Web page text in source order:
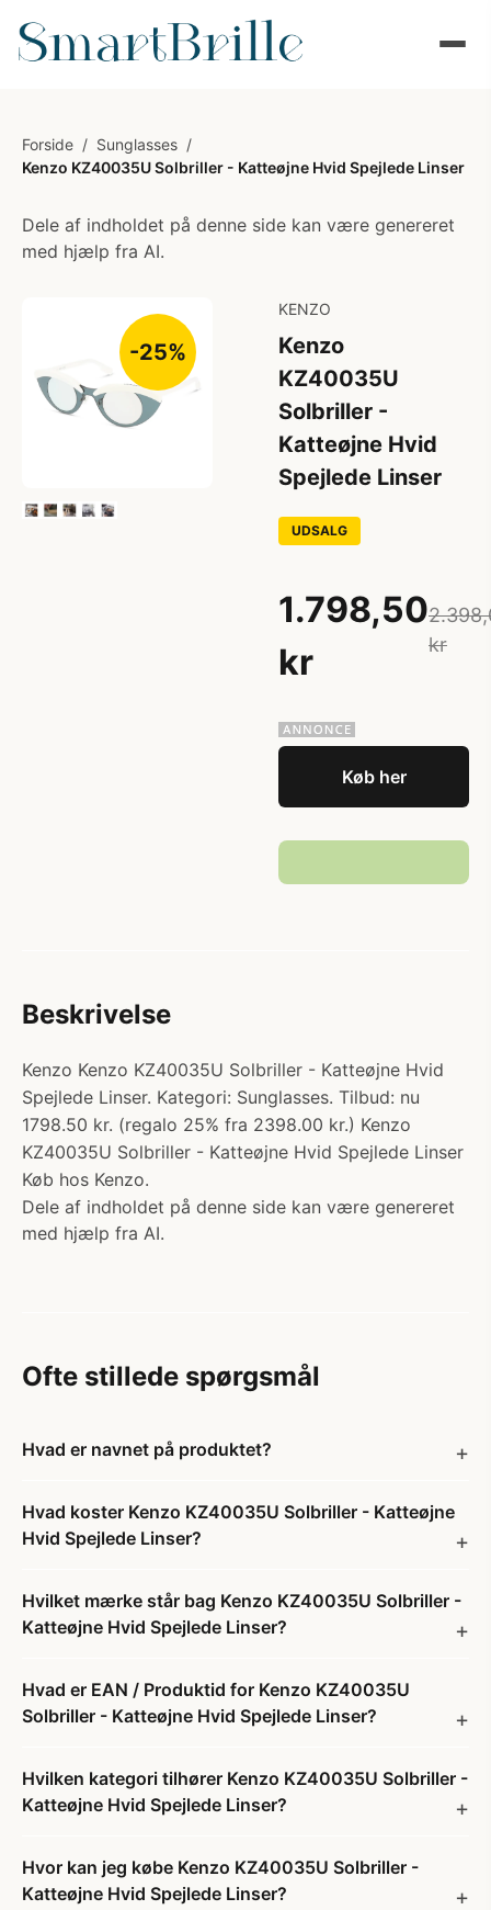
Forside / Sunglasses /
Kenzo KZ40035U Solbriller - Katteøjne Hvid Spejlede Linser
Dele af indholdet på denne side kan være genereret
med hjælp fra AI.
-25%
KENZO
Kenzo
KZ40035U
Solbriller -
Katteøjne Hvid
Spejlede Linser
UDSALG
1.798,50
kr
kr
Køb her
Beskrivelse
Kenzo Kenzo KZ40035U Solbriller - Katteøjne Hvid
Spejlede Linser. Kategori: Sunglasses. Tilbud: nu
1798.50 kr. (regalo 25% fra 2398.00 kr.) Kenzo
KZ40035U Solbriller - Katteøjne Hvid Spejlede Linser
Køb hos Kenzo.
Dele af indholdet på denne side kan være genereret
med hjælp fra AI.
Ofte stillede spørgsmål
Hvad er navnet på produktet?
Hvad koster Kenzo KZ40035U Solbriller - Katteøjne
Hvid Spejlede Linser?
Hvilket mærke står bag Kenzo KZ40035U Solbriller -
Katteøjne Hvid Spejlede Linser?
Hvad er EAN / Produktid for Kenzo KZ40035U
Solbriller - Katteøjne Hvid Spejlede Linser?
Hvilken kategori tilhører Kenzo KZ40035U Solbriller -
Katteøjne Hvid Spejlede Linser?
Hvor kan jeg købe Kenzo KZ40035U Solbriller -
Katteøjne Hvid Spejlede Linser?